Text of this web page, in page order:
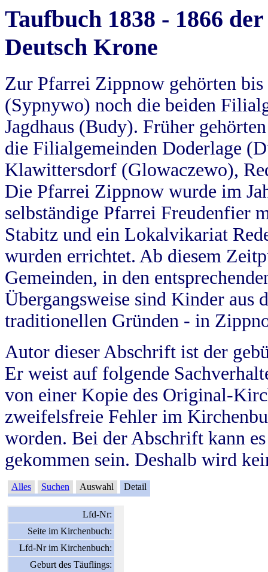
Taufbuch 1838 - 1866
Deutsch Krone
Zur Pfarrei Zippnow gehörten
(Sypnywo) noch die beiden
Jagdhaus (Budy). Früher
die Filialgemeinden Doderlage
Klawittersdorf (Glowaczewo),
Die Pfarrei Zippnow wurde im
selbständige Pfarrei Freudenfier
Stabitz und ein Lokalvikariat
wurden errichtet. Ab diesem
Gemeinden, in den
Übergangsweise sind Kinder aus
traditionellen Gründen - in
Autor dieser Abschrift ist der
Er weist auf folgende
von einer Kopie des Original-
zweifelsfreie Fehler im
worden. Bei der Abschrift kann
gekommen sein. Deshalb wird
Alles Suchen Auswahl Detail
Lfd-Nr:
Seite im Kirchenbuch:
Lfd-Nr im Kirchenbuch:
Geburt des Täuflings: